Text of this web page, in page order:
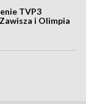
TVP3
i Olimpia